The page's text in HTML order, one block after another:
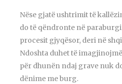
Nëse gjatë ushtrimit të
do të qëndronte në
procesit gjyqësor, deri në
Ndoshta duhet të
për dhunën ndaj grave nuk
dënime me burg.